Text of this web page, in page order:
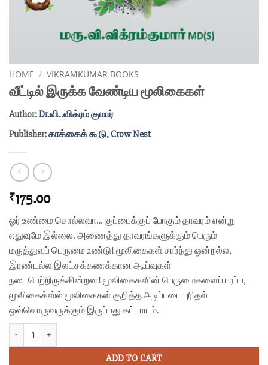
HOME / VIKRAMKUMAR BOOKS
வீட்டில் இருக்க வேண்டிய மூலிகைகள்
Author:Dr.வி..விக்ரம் குமார்
Publisher:காக்கைக் கூடு,Crow Nest
₹175.00
ஓர் உண்மை சொல்லவா… குப்பைக்குப் போகும் தாவரம் என்று
எதுவுமே இல்லை. அணைத்து தாவரங்களுக்கும் பெரும்
மருத்துவப் பெருமை உண்டு! மூலிகைகள் சார்ந்து ஒன்றல்ல,
இரண்டல்ல இலட்சக்கணக்கான ஆய்வுகள்
நடைபெற்றிருக்கின்றன! மூலிகைகளின் பெருமைகளைப் பரப்ப,
மூலிகைக்ஸ்ல் மூலிகைகள் குறித்த அடிப்படை புரிதல்
ஒவ்வொருவருக்கும் இருப்பது கட்டாயம்.
ADD TO CART